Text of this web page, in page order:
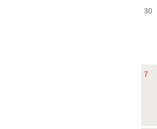
30
7